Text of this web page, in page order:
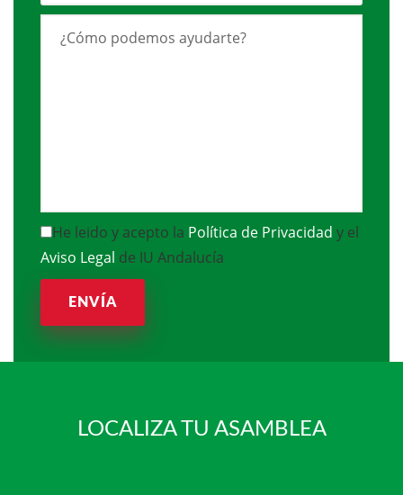
He leido y acepto la Política de Privacidad y el
Aviso Legal de IU Andalucía
ENVÍA
LOCALIZA TU ASAMBLEA